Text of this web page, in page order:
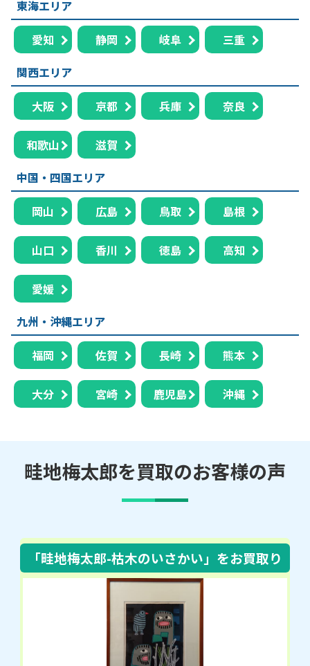
東海エリア
愛知 静岡 岐阜
三重
関西エリア
大阪 京都 兵庫 奈良
和歌山
滋賀
中国・四国エリア
岡山 広島 鳥取 島根
山口 香川 徳島 高知
愛媛
九州・沖縄エリア
福岡 佐賀 長崎 熊本
大分 宮崎 鹿児島 沖縄
畦地梅太郎を買取のお客様の声
「畦地梅太郎-枯木のいさかい」 をお買取り